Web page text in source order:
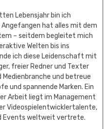
Lebensjahr bin ich
hat alles mit dem
– seitdem begleitet mich
Welten bis ins
ich diese Leidenschaft mit
freier Redner und Texter
und betreue
und spannende Marken. Ein
Arbeit liegt im Management
Videospielentwicklertalente,
Events weltweit vertrete.